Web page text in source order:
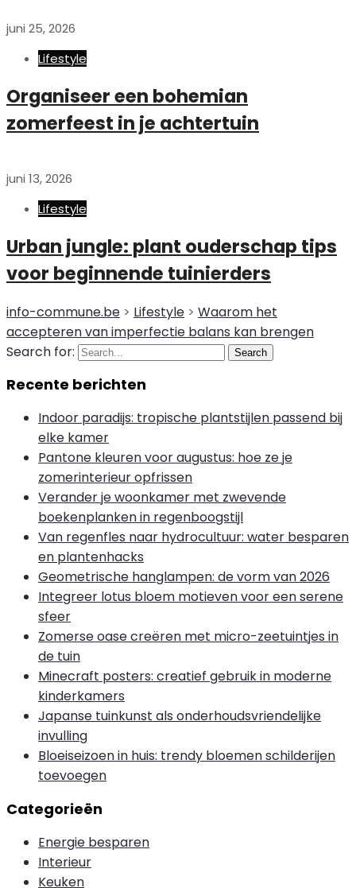
juni 25, 2026
Lifestyle
Organiseer een bohemian
zomerfeest in je achtertuin
juni 13, 2026
Lifestyle
Urban jungle: plant ouderschap tips
voor beginnende tuinierders
info-commune.be > Lifestyle > Waarom het
accepteren van imperfectie balans kan brengen
Search for:
Search
Recente berichten
Indoor paradijs: tropische plantstijlen passend bij
elke kamer
Pantone kleuren voor augustus: hoe ze je
zomerinterieur opfrissen
Verander je woonkamer met zwevende
boekenplanken in regenboogstijl
Van regenfles naar hydrocultuur: water besparen
en plantenhacks
Geometrische hanglampen: de vorm van 2026
Integreer lotus bloem motieven voor een serene
sfeer
Zomerse oase creëren met micro-zeetuintjes in
de tuin
Minecraft posters: creatief gebruik in moderne
kinderkamers
Japanse tuinkunst als onderhoudsvriendelijke
invulling
Bloeiseizoen in huis: trendy bloemen schilderijen
toevoegen
Categorieën
Energie besparen
Interieur
Keuken